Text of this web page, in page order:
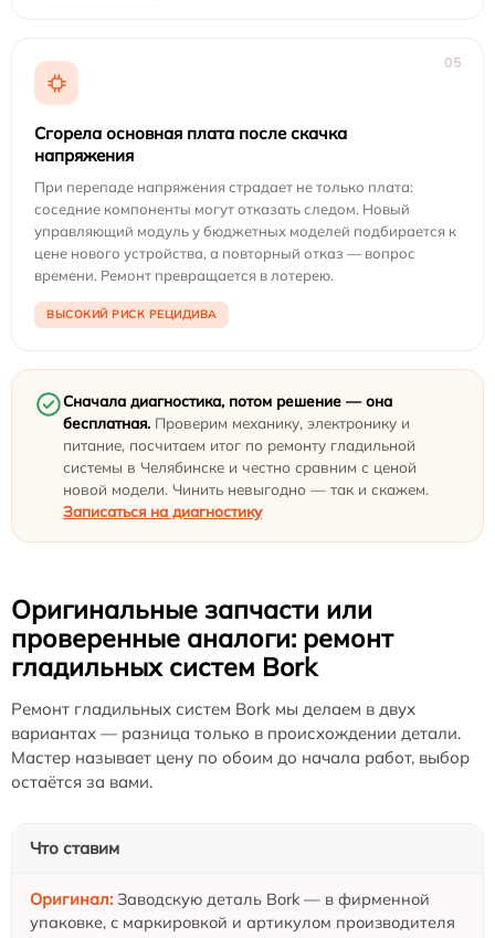
05
Сгорела основная плата после скачка
напряжения
При перепаде напряжения страдает не только плата:
соседние компоненты могут отказать следом. Новый
управляющий модуль у бюджетных моделей подбирается к
цене нового устройства, а повторный отказ — вопрос
времени. Ремонт превращается в лотерею.
ВЫСОКИЙ РИСК РЕЦИДИВА
Сначала диагностика, потом решение — она
бесплатная. Проверим механику, электронику и
питание, посчитаем итог по ремонту гладильной
системы в Челябинске и честно сравним с ценой
новой модели. Чинить невыгодно — так и скажем.
Записаться на диагностику
Оригинальные запчасти или
проверенные аналоги: ремонт
гладильных систем Bork
Ремонт гладильных систем Bork мы делаем в двух
вариантах — разница только в происхождении детали.
Мастер называет цену по обоим до начала работ, выбор
остаётся за вами.
Что ставим
Заводскую деталь Bork — в фирменной
упаковке, с маркировкой и артикулом производителя